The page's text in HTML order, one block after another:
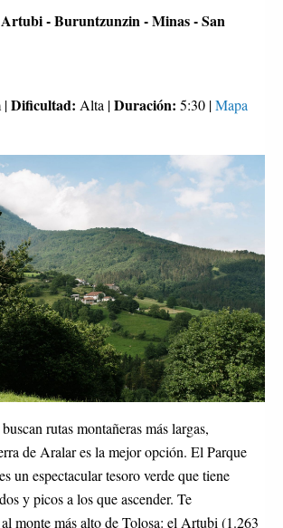
- Buruntzunzin - Minas - San
|Dificultad: Alta |Duración: 5:30 |Mapa
rutas montañeras más largas,
de Aralar es la mejor opción. El Parque
un espectacular tesoro verde que tiene
y picos a los que ascender. Te
monte más alto de Tolosa: el Artubi (1.263